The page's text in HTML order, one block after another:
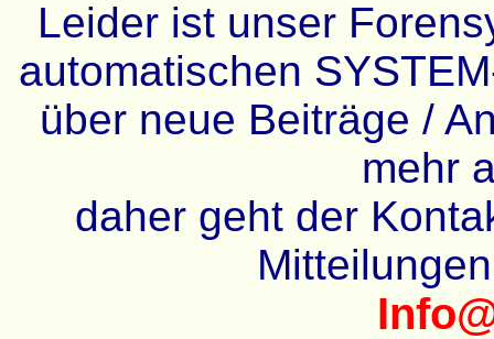
Leider ist unser
automatischen
über neue Beiträge /
mehr
daher geht der